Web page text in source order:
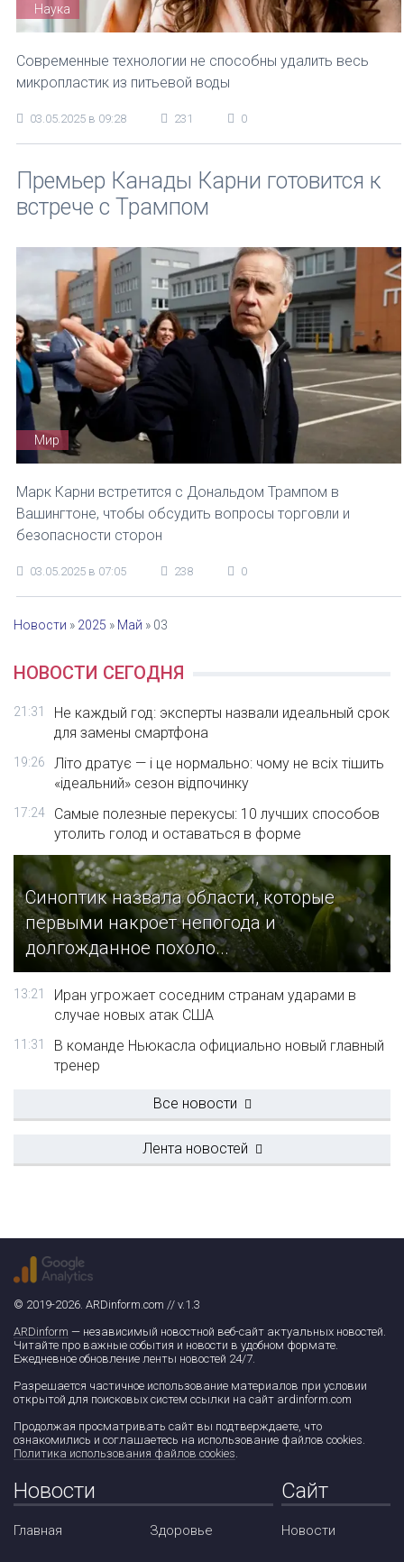
Наука
Современные технологии не способны удалить весь
микропластик из питьевой воды
03.05.2025 в 09:28 231 0
Премьер Канады Карни готовится к
встрече с Трампом
Мир
Марк Карни встретится с Дональдом Трампом в
Вашингтоне, чтобы обсудить вопросы торговли и
безопасности сторон
03.05.2025 в 07:05 238 0
Новости » 2025 » Май » 03
НОВОСТИ СЕГОДНЯ
21:31
Не каждый год: эксперты назвали идеальный срок
для замены смартфона
19:26
Літо дратує — і це нормально: чому не всіх тішить
«ідеальний» сезон відпочинку
17:24
Самые полезные перекусы: 10 лучших способов
утолить голод и оставаться в форме
Синоптик назвала области, которые
первыми накроет непогода и
долгожданное похоло...
13:21
Иран угрожает соседним странам ударами в
случае новых атак США
11:31
В команде Ньюкасла официально новый главный
тренер
Все новости
Лента новостей
© 2019-2026. ARDinform.com // v.1.3
ARDinform — независимый новостной веб-сайт актуальных новостей.
Читайте про важные события и новости в удобном формате.
Ежедневное обновление ленты новостей 24/7.
Разрешается частичное использование материалов при условии
открытой для поисковых систем ссылки на сайт ardinform.com
Продолжая просматривать сайт вы подтверждаете, что
ознакомились и соглашаетесь на использование файлов cookies.
Политика использования файлов cookies.
Новости
Главная Здоровье
Сайт
Новости